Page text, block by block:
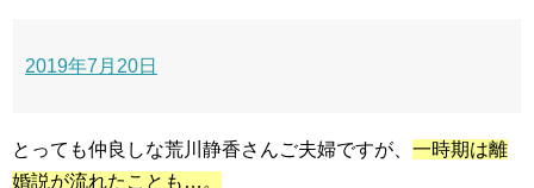
2019年7月20日
とっても仲良しな荒川静香さんご夫婦ですが、 一時期は離
婚説が流れたことも…。